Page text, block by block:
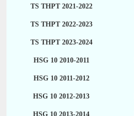
TS THPT 2021-2022
TS THPT 2022-2023
TS THPT 2023-2024
HSG 10 2010-2011
HSG 10 2011-2012
HSG 10 2012-2013
HSG 10 2013-2014